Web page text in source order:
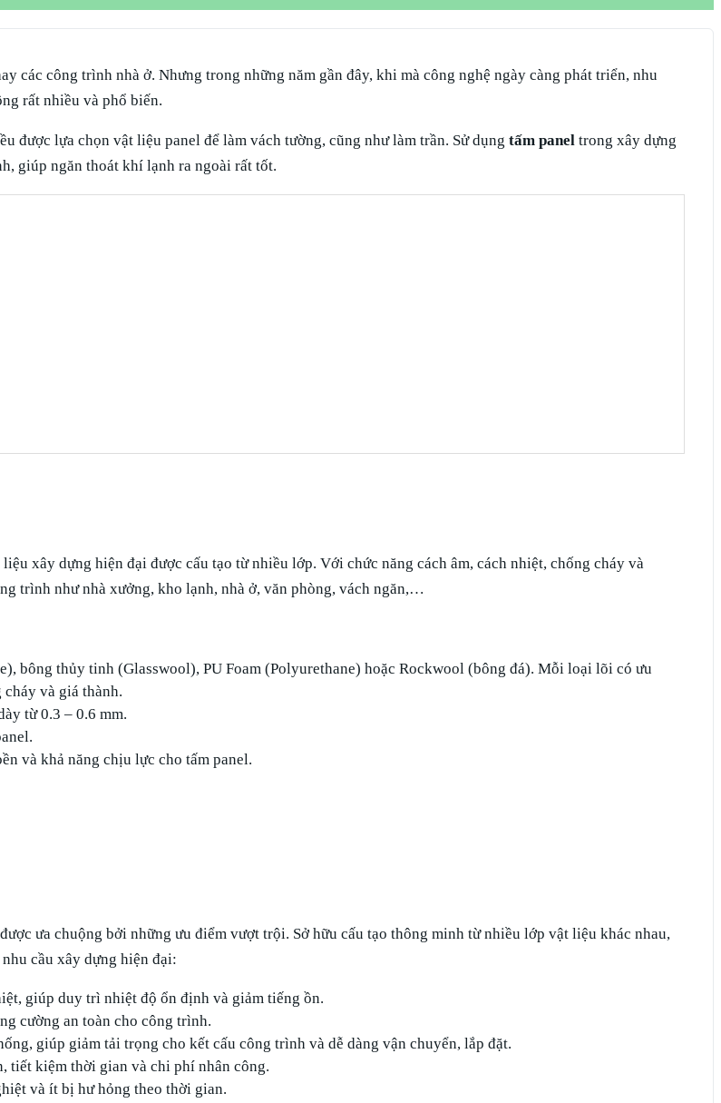
các công trình nhà ở. Nhưng trong những năm gần đây, khi mà công nghệ ngày càng phát triển, nhu
rất nhiều và phổ biến.
được lựa chọn vật liệu panel để làm vách tường, cũng như làm trần. Sử dụngtấm panel trong xây dựng
giúp ngăn thoát khí lạnh ra ngoài rất tốt.
xây dựng hiện đại được cấu tạo từ nhiều lớp. Với chức năng cách âm, cách nhiệt, chống cháy và
trình như nhà xưởng, kho lạnh, nhà ở, văn phòng, vách ngăn,…
bông thủy tinh (Glasswool), PU Foam (Polyurethane) hoặc Rockwool (bông đá). Mỗi loại lõi có ưu
và giá thành.
từ 0.3 – 0.6 mm.
và khả năng chịu lực cho tấm panel.
ưa chuộng bởi những ưu điểm vượt trội. Sở hữu cấu tạo thông minh từ nhiều lớp vật liệu khác nhau,
cầu xây dựng hiện đại:
giúp duy trì nhiệt độ ổn định và giảm tiếng ồn.
cường an toàn cho công trình.
giúp giảm tải trọng cho kết cấu công trình và dễ dàng vận chuyển, lắp đặt.
tiết kiệm thời gian và chi phí nhân công.
và ít bị hư hỏng theo thời gian.